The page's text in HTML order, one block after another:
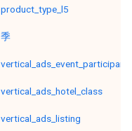
product_type_l5
季
vertical_ads_hotel_class
vertical_ads_listing